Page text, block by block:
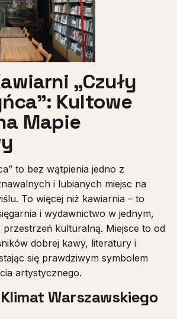
„Czuły
: Kultowe
Mapie
to bez wątpienia jedno z
i lubianych miejsc na
To więcej niż kawiarnia – to
i wydawnictwo w jednym,
kulturalną. Miejsce to od
dobrej kawy, literatury i
się prawdziwym symbolem
artystycznego.
Warszawskiego